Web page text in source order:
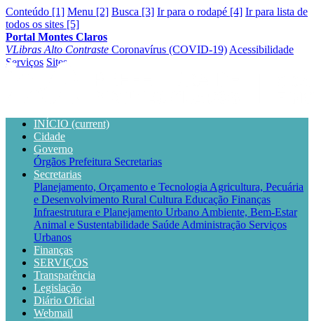
Conteúdo [1] Menu [2] Busca [3] Ir para o rodapé [4] Ir para lista de
todos os sites [5]
Portal Montes Claros
VLibras Alto Contraste Coronavírus (COVID-19) Acessibilidade
Serviços Sites
INÍCIO (current)
Cidade
Governo
Órgãos Prefeitura Secretarias
Secretarias
Planejamento, Orçamento e Tecnologia Agricultura, Pecuária
e Desenvolvimento Rural Cultura Educação Finanças
Infraestrutura e Planejamento Urbano Ambiente, Bem-Estar
Animal e Sustentabilidade Saúde Administração Serviços
Urbanos
Finanças
SERVIÇOS
Transparência
Legislação
Diário Oficial
Webmail